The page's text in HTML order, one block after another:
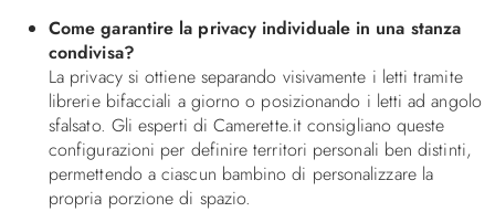
Come garantire la privacy individuale in una stanza
condivisa?
La privacy si ottiene separando visivamente i letti tramite
librerie bifacciali a giorno o posizionando i letti ad angolo
sfalsato. Gli esperti di Camerette.it consigliano queste
configurazioni per definire territori personali ben distinti,
permettendo a ciascun bambino di personalizzare la
propria porzione di spazio.